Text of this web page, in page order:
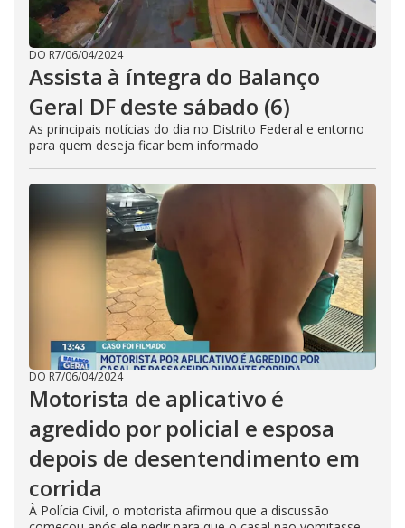
DO R7/06/04/2024
Assista à íntegra do Balanço
Geral DF deste sábado (6)
As principais notícias do dia no Distrito Federal e entorno
para quem deseja ficar bem informado
DO R7/06/04/2024
Motorista de aplicativo é
agredido por policial e esposa
depois de desentendimento em
corrida
À Polícia Civil, o motorista afirmou que a discussão